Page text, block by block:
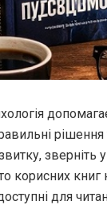
рішення
зверніть
корисних книг
для